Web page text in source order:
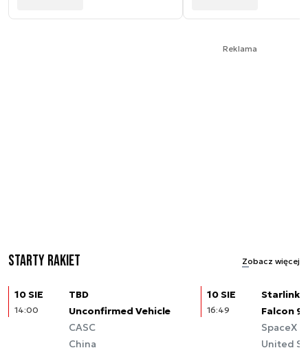
Reklama
Starty rakiet Zobacz więcej
10 SIE
14:00
TBD
Unconfirmed Vehicle
CASC
China
10 SIE
16:49
Starlink
Falcon 9
SpaceX
United